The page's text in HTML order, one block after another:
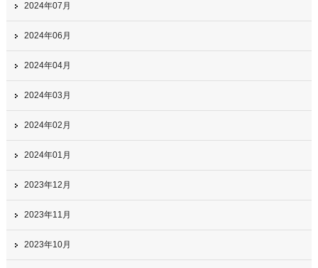
2024年07月
2024年06月
2024年04月
2024年03月
2024年02月
2024年01月
2023年12月
2023年11月
2023年10月